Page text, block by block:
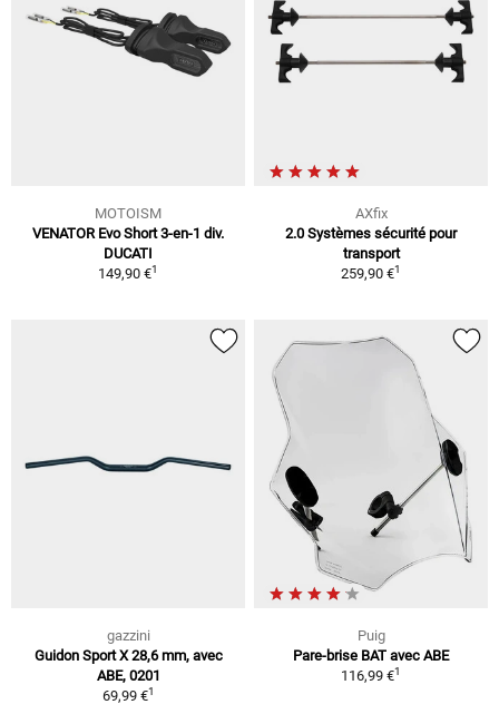
MOTOISM
VENATOR Evo Short 3-en-1 div.
DUCATI
149,90 €1
AXfix
2.0 Systèmes sécurité pour
transport
259,90 €1
gazzini
Guidon Sport X 28,6 mm, avec
ABE, 0201
69,99 €1
Puig
Pare-brise BAT avec ABE
116,99 €1